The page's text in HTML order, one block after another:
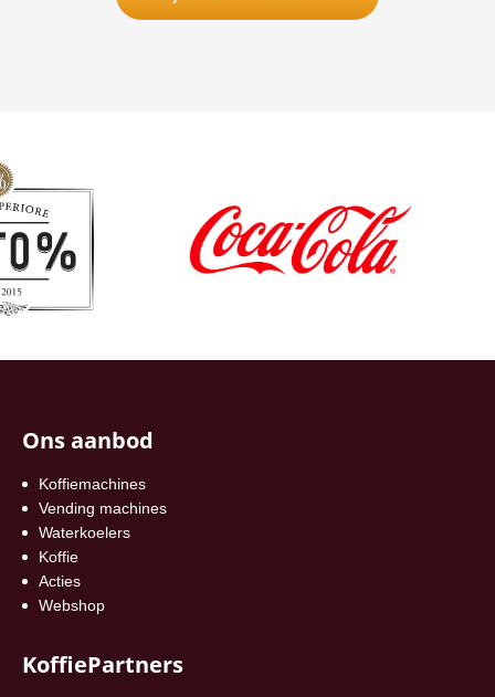
Ons aanbod
Koffiemachines
Vending machines
Waterkoelers
Koffie
Acties
Webshop
KoffiePartners